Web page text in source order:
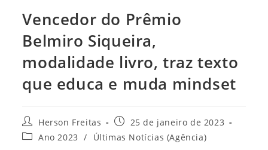
Vencedor do Prêmio
Belmiro Siqueira,
modalidade livro, traz texto
que educa e muda mindset
Autor
do
post:
Herson Freitas
Post
publicado:
25 de janeiro de 2023
Categoria
Ano 2023 / Últimas Notícias (Agência)